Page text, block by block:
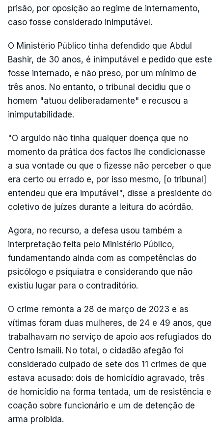
prisão, por oposição ao regime de internamento,
caso fosse considerado inimputável.
O Ministério Público tinha defendido que Abdul
Bashir, de 30 anos, é inimputável e pedido que este
fosse internado, e não preso, por um mínimo de
três anos. No entanto, o tribunal decidiu que o
homem "atuou deliberadamente" e recusou a
inimputabilidade.
"O arguido não tinha qualquer doença que no
momento da prática dos factos lhe condicionasse
a sua vontade ou que o fizesse não perceber o que
era certo ou errado e, por isso mesmo, [o tribunal]
entendeu que era imputável", disse a presidente do
coletivo de juízes durante a leitura do acórdão.
Agora, no recurso, a defesa usou também a
interpretação feita pelo Ministério Público,
fundamentando ainda com as competências do
psicólogo e psiquiatra e considerando que não
existiu lugar para o contraditório.
O crime remonta a 28 de março de 2023 e as
vítimas foram duas mulheres, de 24 e 49 anos, que
trabalhavam no serviço de apoio aos refugiados do
Centro Ismaili. No total, o cidadão afegão foi
considerado culpado de sete dos 11 crimes de que
estava acusado: dois de homicídio agravado, três
de homicídio na forma tentada, um de resistência e
coação sobre funcionário e um de detenção de
arma proibida.